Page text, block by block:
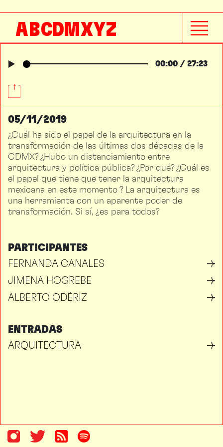
ABCDMXYZ
SEXUALIDAD
00:00 / 27:23
05/11/2019
¿Cuál ha sido el papel de la arquitectura en la
transformación de las últimas dos décadas de la
CDMX? ¿Hubo un distanciamiento entre
arquitectura y política pública? ¿Por qué? ¿Cuál es
el papel que tiene que tener la arquitectura
mexicana en este momento ? La arquitectura es
una herramienta con un aparente poder de
transformación. Si sí, ¿es para todos?
PARTICIPANTES
FERNANDA CANALES
JIMENA HOGREBE
ALBERTO ODÉRIZ
ENTRADAS
ARQUITECTURA